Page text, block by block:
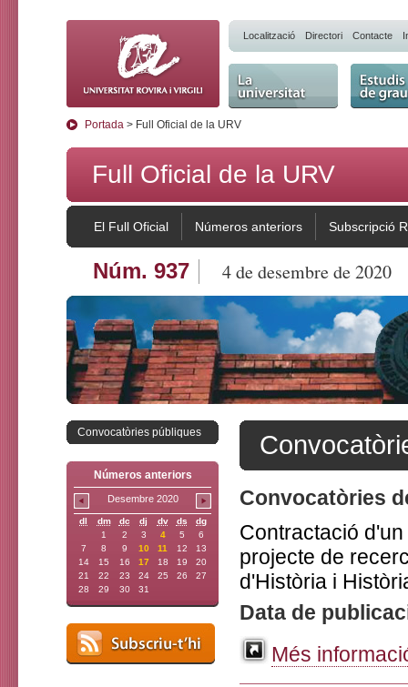
Localització Directori Contacte
La Universitat Estudis
Portada > Full Oficial de la URV
Full Oficial de la URV
El Full Oficial Números anteriors Subscripció
Núm. 937 4 de desembre de 2020
Convocatòries públiques
Números anteriors
Desembre 2020
dl dm dc dj dv ds
dg
1
2 3 4 5
6
7
8 9 10 11 12
13
14
15 16 17 18 19
20
21
22 23 24 25 26
27
28
29 30 31
Convocatòries
Contractació
projecte de
d'Història i
Data de
Més